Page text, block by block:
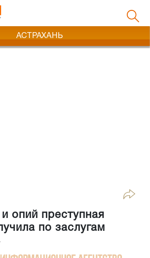
АСТРАХАНЬ
опий преступная
по заслугам